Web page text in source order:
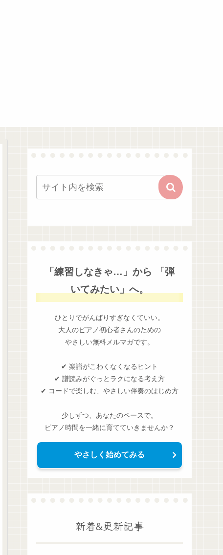
「練習しなきゃ…」から 「弾
いてみたい」へ。
ひとりでがんばりすぎなくていい。
大人のピアノ初心者さんのための
やさしい無料メルマガです。
✔ 楽譜がこわくなくなるヒント
✔ 譜読みがぐっとラクになる考え方
✔ コードで楽しむ、やさしい伴奏のはじめ方
少しずつ、あなたのペースで。
ピアノ時間を一緒に育てていきませんか？
やさしく始めてみる
新着&更新記事